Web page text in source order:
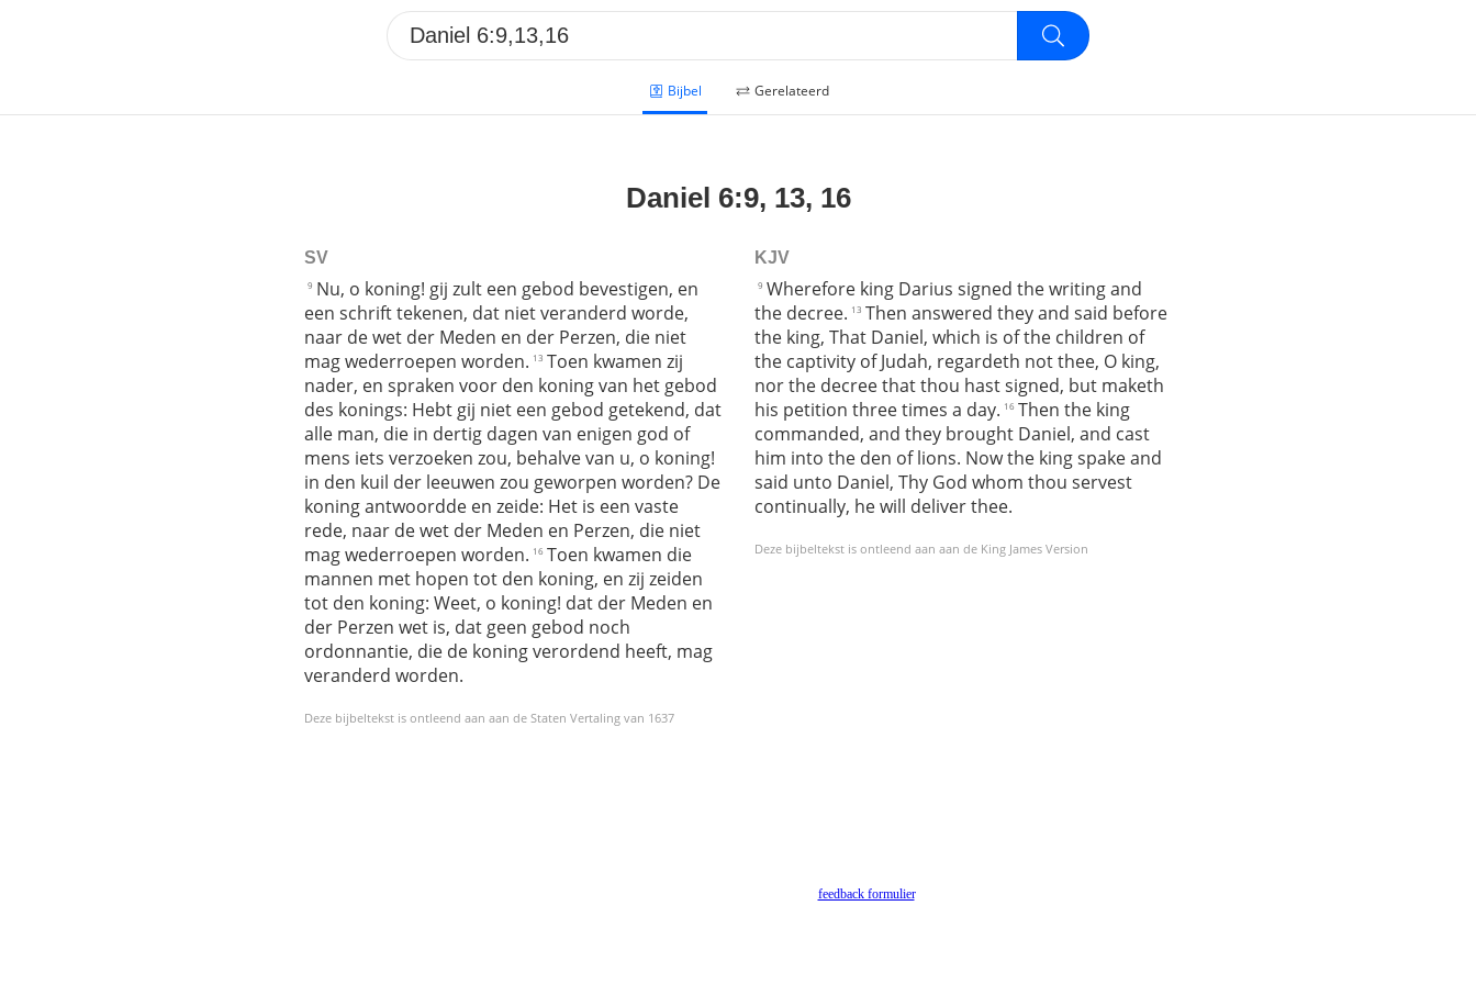
Bijbel Gerelateerd
Daniel 6:9, 13, 16
SV
9 Nu, o koning! gij zult een gebod bevestigen, en
een schrift tekenen, dat niet veranderd worde,
naar de wet der Meden en der Perzen, die niet
mag wederroepen worden. 13 Toen kwamen zij
nader, en spraken voor den koning van het gebod
des konings: Hebt gij niet een gebod getekend, dat
alle man, die in dertig dagen van enigen god of
mens iets verzoeken zou, behalve van u, o koning!
in den kuil der leeuwen zou geworpen worden? De
koning antwoordde en zeide: Het is een vaste
rede, naar de wet der Meden en Perzen, die niet
mag wederroepen worden. 16 Toen kwamen die
mannen met hopen tot den koning, en zij zeiden
tot den koning: Weet, o koning! dat der Meden en
der Perzen wet is, dat geen gebod noch
ordonnantie, die de koning verordend heeft, mag
veranderd worden.
Deze bijbeltekst is ontleend aan aan de Staten Vertaling van 1637
KJV
9 Wherefore king Darius signed the writing and
the decree. 13 Then answered they and said before
the king, That Daniel, which is of the children of
the captivity of Judah, regardeth not thee, O king,
nor the decree that thou hast signed, but maketh
his petition three times a day. 16 Then the king
commanded, and they brought Daniel, and cast
him into the den of lions. Now the king spake and
said unto Daniel, Thy God whom thou servest
continually, he will deliver thee.
Deze bijbeltekst is ontleend aan aan de King James Version
feedback formulier.